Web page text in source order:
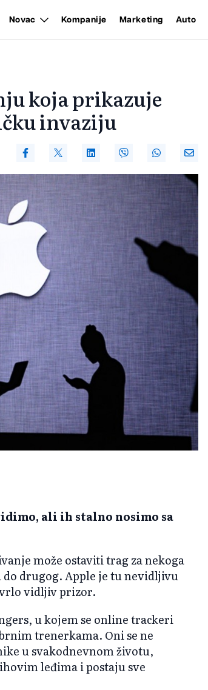
Novac Kompanije Marketing Auto
koja prikazuje
invaziju
ali ih stalno nosimo sa
može ostaviti trag za nekoga
do drugog. Apple je tu nevidljivu
vidljiv prizor.
u kojem se online trackeri
trenerkama. Oni se ne
u svakodnevnom životu,
leđima i postaju sve